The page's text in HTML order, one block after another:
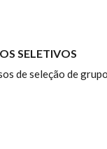
SELETIVOS
de seleção de